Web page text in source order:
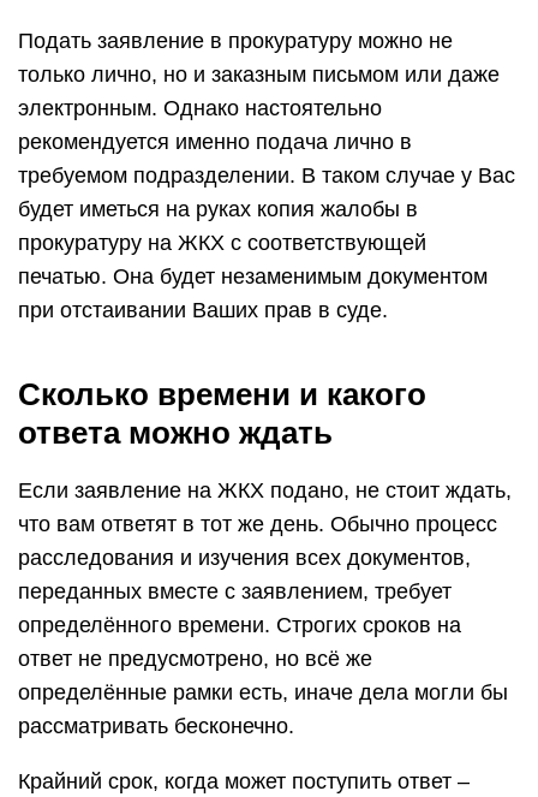
Подать заявление в прокуратуру можно не
только лично, но и заказным письмом или даже
электронным. Однако настоятельно
рекомендуется именно подача лично в
требуемом подразделении. В таком случае у Вас
будет иметься на руках копия жалобы в
прокуратуру на ЖКХ с соответствующей
печатью. Она будет незаменимым документом
при отстаивании Ваших прав в суде.
Сколько времени и какого
ответа можно ждать
Если заявление на ЖКХ подано, не стоит ждать,
что вам ответят в тот же день. Обычно процесс
расследования и изучения всех документов,
переданных вместе с заявлением, требует
определённого времени. Строгих сроков на
ответ не предусмотрено, но всё же
определённые рамки есть, иначе дела могли бы
рассматривать бесконечно.
Крайний срок, когда может поступить ответ –